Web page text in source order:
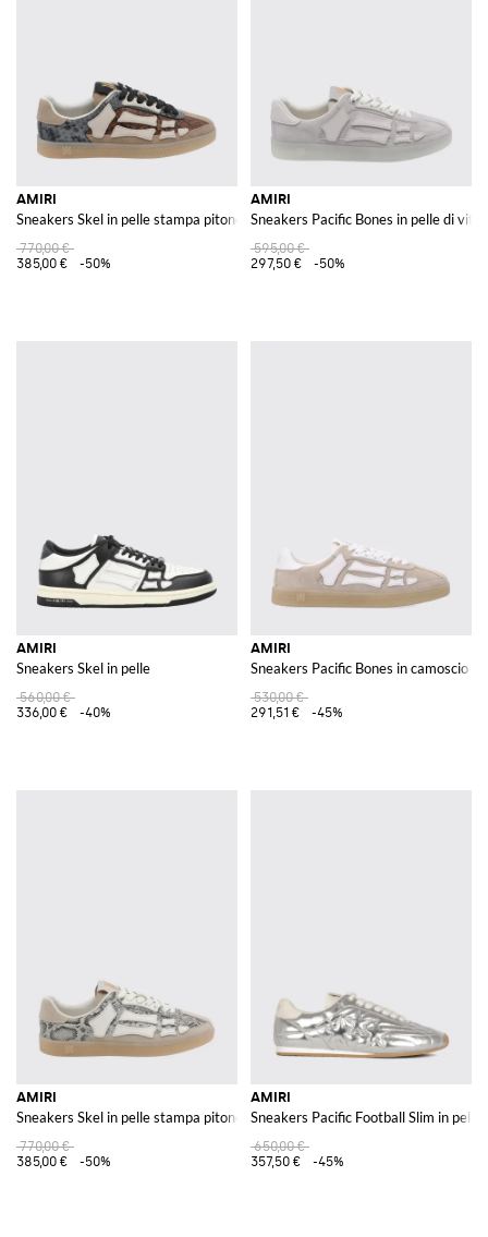
Scopri la collezione Amiri su GIGLIO.COM e rinnova il tuo guardaroba con
articoli che fondono arte, musica e moda in un unico e inconfondibile stile.
Vedi tuttoAMIRI
AMIRI
Sneakers Skel in pelle stampa pitone
770,00 €
385,00 €
-50%
AMIRI
Sneakers Pacific Bones in pelle di
595,00 €
297,50 €
-50%
AMIRI
Sneakers Skel in pelle
560,00 €
336,00 €
-40%
AMIRI
Sneakers Pacific Bones in camoscio
530,00 €
291,51 €
-45%
AMIRI
Sneakers Skel in pelle stampa pitone
770,00 €
385,00 €
-50%
AMIRI
Sneakers Pacific Football Slim in
650,00 €
357,50 €
-45%